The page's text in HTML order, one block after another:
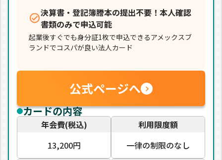
決算書・登記簿謄本の提出不要！本人確認
書類のみで申込可能
起業後すぐでも身分証1枚で申込できるアメックスブ
ランドでコスパが良い法人カード
公式ページへ
カードの内容
年会費(税込)
13,200円
利用限度額
一律の制限のなし